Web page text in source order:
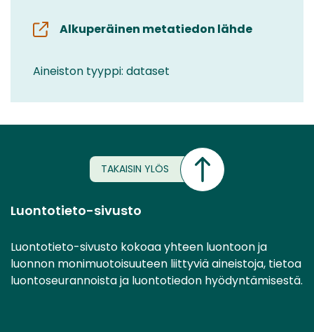
Alkuperäinen metatiedon lähde
Aineiston tyyppi: dataset
TAKAISIN YLÖS
Luontotieto-sivusto
Luontotieto-sivusto kokoaa yhteen luontoon ja
luonnon monimuotoisuuteen liittyviä aineistoja, tietoa
luontoseurannoista ja luontotiedon hyödyntämisestä.